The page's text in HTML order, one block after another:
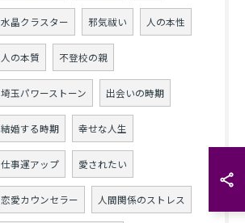
水晶クラスター 邪気祓い 人の本性
人の本質 不登校の親
埼玉パワーストーン 出会いの時期
結婚する時期 幸せな人生
仕事運アップ 愛されたい
恋愛カウンセラー 人間関係のストレス